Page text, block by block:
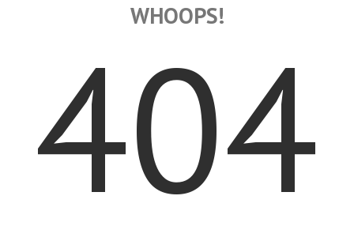
WHOOPS!
404